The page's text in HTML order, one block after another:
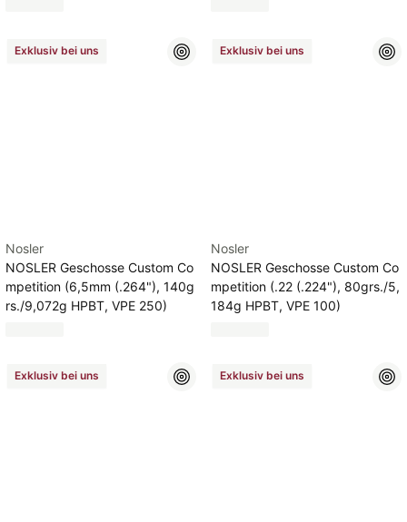
Exklusiv bei uns
Nosler
NOSLER Geschosse Custom Co
mpetition (6,5mm (.264"), 140g
rs./9,072g HPBT, VPE 250)
Exklusiv bei uns
Nosler
NOSLER Geschosse Custom Co
mpetition (.22 (.224"), 80grs./5,
184g HPBT, VPE 100)
Exklusiv bei uns Exklusiv bei uns